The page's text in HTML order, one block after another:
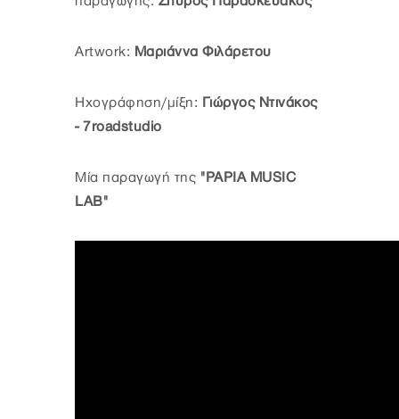
Artwork: Μαριάννα Φιλάρετου
Ηχογράφηση/μίξη: Γιώργος Ντινάκος
- 7roadstudio
Μία παραγωγή της ''PAPIA MUSIC
LAB''